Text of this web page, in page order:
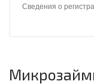
Сведения о